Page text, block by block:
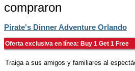
compraron
Pirate's Dinner Adventure Orlando
Oferta exclusiva en línea: Buy 1 Get 1 Free
Traiga a sus amigos y familiares al